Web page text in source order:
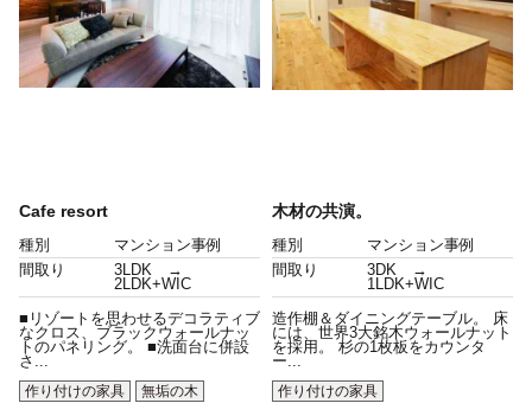
Cafe resort
種別
マンション事例
間取り
3LDK →
2LDK+WIC
■リゾートを思わせるデコラティブ
なクロス、ブラックウォールナッ
トのパネリング。 ■洗面台に併設
さ...
作り付けの家具
無垢の木
木材の共演。
種別
マンション事例
間取り
3DK →
1LDK+WIC
造作棚＆ダイニングテーブル。 床
には、世界3大銘木ウォールナット
を採用。 杉の1枚板をカウンタ
ー...
作り付けの家具